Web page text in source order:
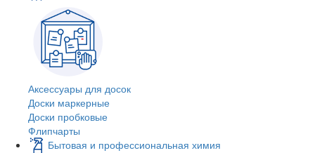
Аксессуары для досок
Доски маркерные
Доски пробковые
Флипчарты
Бытовая и профессиональная химия